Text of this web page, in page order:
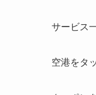
サービス
空港をタ